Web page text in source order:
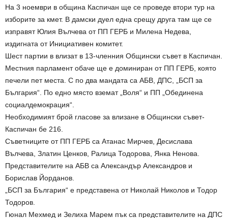
На 3 ноември в община Каспичан ще се проведе втори тур на
изборите за кмет. В дамски дуел една срещу друга там ще се
изправят Юлия Вълчева от ПП ГЕРБ и Милена Недева,
издигната от Инициативен комитет.
Шест партии в влизат в 13-членния Общински съвет в Каспичан.
Местния парламент обаче ще е доминиран от ПП ГЕРБ, която
печели пет места. С по два мандата са АБВ, ДПС, „БСП за
България“. По едно място вземат „Воля“ и ПП „Обединена
социалдемокрация“.
Необходимият брой гласове за влизане в Общински съвет-
Каспичан бе 216.
Съветниците от ПП ГЕРБ са Атанас Мирчев, Десислава
Вълчева, Златин Ценков, Ралица Тодорова, Янка Ненова.
Представителите на АБВ са Александър Александров и
Борислав Йорданов.
„БСП за България“ е представена от Николай Николов и Тодор
Тодоров.
Гюнал Мехмед и Зелиха Марем пък са представителите на ДПС